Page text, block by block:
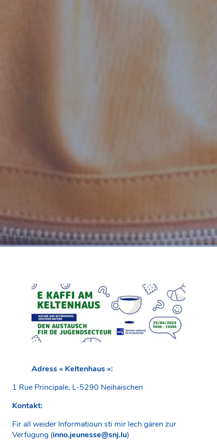
Adress « Keltenhaus »:
1 Rue Principale, L-5290 Neihaischen
Kontakt:
Fir all weider Informatioun sti mir Iech gären zur
Verfügung (inno.jeunesse@snj.lu)